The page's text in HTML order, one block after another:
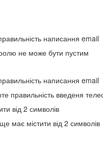
написання email
не може бути пустим
написання email
правильність введеня
від 2 символів
має містити від 2 символів